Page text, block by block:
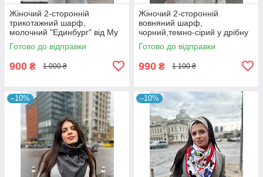
Жіночий 2-сторонній
трикотажний шарф,
молочний "Единбург" від My
scarf, на кільцях, снуд, бактус
Готово до відправки
900 ₴ 1 000 ₴
Жіночий 2-сторонній
вовняний шарф,
чорний,темно-сірий у дрібну
смужку "Единбург", на
кільцях, від My scarf снуд,
Готово до відправки
990 ₴ 1 100 ₴
–10% –10%